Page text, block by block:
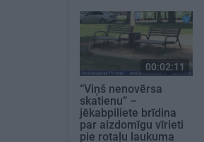
00:02:11
“Viņš nenovērsa
skatienu” –
jēkabpiliete brīdina
par aizdomīgu vīrieti
pie rotaļu laukuma